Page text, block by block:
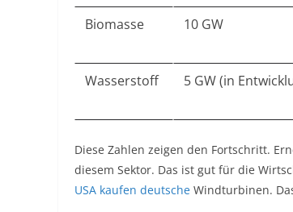
Biomasse 10 GW
Wasserstoff
5 GW (in
Diese Zahlen zeigen den Fortschritt.
diesem Sektor. Das ist gut für die
USA kaufen deutsche Windturbinen.